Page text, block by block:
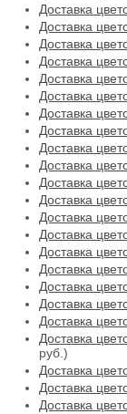
Доставка
Доставка
Доставка
Доставка
Доставка
Доставка
Доставка
Доставка
Доставка
Доставка
Доставка
Доставка
Доставка
Доставка
Доставка
Доставка
Доставка
Доставка
Доставка
Доставка
руб.)
Доставка
Доставка
Доставка